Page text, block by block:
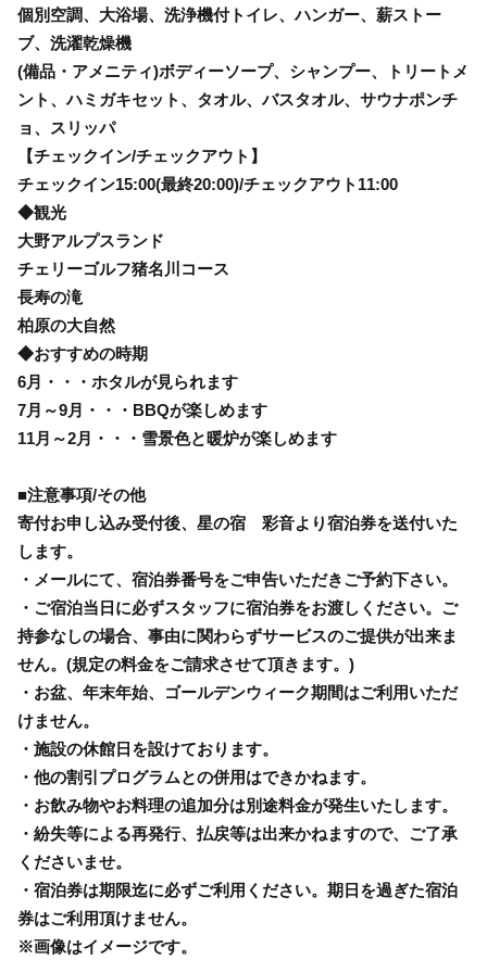
個別空調、大浴場、洗浄機付トイレ、ハンガー、薪ストー
ブ、洗濯乾燥機
(備品・アメニティ)ボディーソープ、シャンプー、トリートメ
ント、ハミガキセット、タオル、バスタオル、サウナポンチ
ョ、スリッパ
【チェックイン/チェックアウト】
チェックイン15:00(最終20:00)/チェックアウト11:00
◆観光
大野アルプスランド
チェリーゴルフ猪名川コース
長寿の滝
柏原の大自然
◆おすすめの時期
6月・・・ホタルが見られます
7月～9月・・・BBQが楽しめます
11月～2月・・・雪景色と暖炉が楽しめます
■注意事項/その他
寄付お申し込み受付後、星の宿 彩音より宿泊券を送付いた
します。
・メールにて、宿泊券番号をご申告いただきご予約下さい。
・ご宿泊当日に必ずスタッフに宿泊券をお渡しください。ご
持参なしの場合、事由に関わらずサービスのご提供が出来ま
せん。(規定の料金をご請求させて頂きます。)
・お盆、年末年始、ゴールデンウィーク期間はご利用いただ
けません。
・施設の休館日を設けております。
・他の割引プログラムとの併用はできかねます。
・お飲み物やお料理の追加分は別途料金が発生いたします。
・紛失等による再発行、払戻等は出来かねますので、ご了承
くださいませ。
・宿泊券は期限迄に必ずご利用ください。期日を過ぎた宿泊
券はご利用頂けません。
※画像はイメージです。